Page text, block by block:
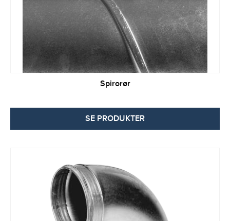
Spirorør
SE PRODUKTER